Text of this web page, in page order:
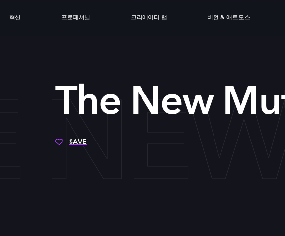
혁신 프로페셔널 크리에이터 랩 비전 & 애트모스
The New
SAVE